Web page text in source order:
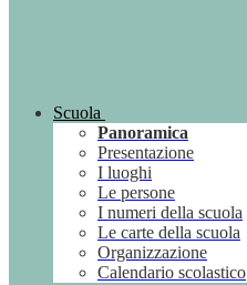
Scuola
Panoramica
Presentazione
I luoghi
Le persone
I numeri della scuola
Le carte della scuola
Organizzazione
Calendario scolastico